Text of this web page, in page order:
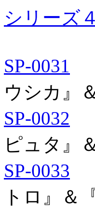
シリーズ
SP-0031
ウシカ』
SP-0032
ピュタ』
SP-0033
トロ』＆